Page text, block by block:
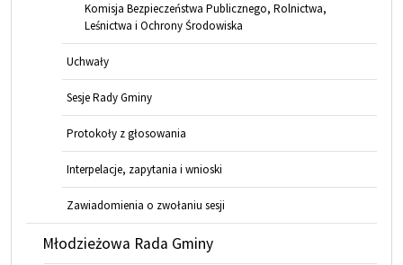
Komisja Bezpieczeństwa Publicznego, Rolnictwa,
Leśnictwa i Ochrony Środowiska
Uchwały
Sesje Rady Gminy
Protokoły z głosowania
Interpelacje, zapytania i wnioski
Zawiadomienia o zwołaniu sesji
Młodzieżowa Rada Gminy